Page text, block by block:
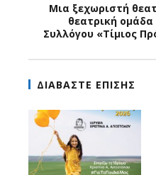
Μια ξεχωριστή
θεατρική ομάδα
Συλλόγου «Τίμιος
ΔΙΑΒΑΣΤΕ ΕΠΙΣΗΣ